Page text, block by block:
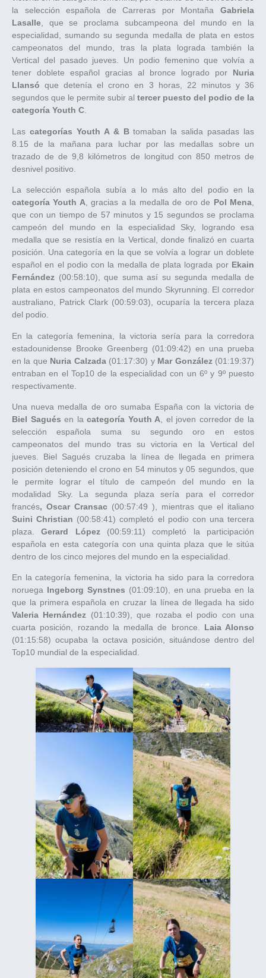
la selección española de Carreras por Montaña Gabriela
Lasalle, que se proclama subcampeona del mundo en la
especialidad, sumando su segunda medalla de plata en estos
campeonatos del mundo, tras la plata lograda también la
Vertical del pasado jueves. Un podio femenino que volvía a
tener doblete español gracias al bronce logrado por Nuria
Llansó que detenía el crono en 3 horas, 22 minutos y 36
segundos que le permite subir al tercer puesto del podio de la
categoría Youth C.
Las categorías Youth A & Btomaban la salida pasadas las
8.15 de la mañana para luchar por las medallas sobre un
trazado de de 9,8 kilómetros de longitud con 850 metros de
desnivel positivo.
La selección española subía a lo más alto del podio en la
categoría Youth A, gracias a la medalla de oro de Pol Mena
que con un tiempo de 57 minutos y 15 segundos se proclama
campeón del mundo en la especialidad Sky, logrando esa
medalla que se resistía en la Vertical, donde finalizó en cuarta
posición. Una categoría en la que se volvía a lograr un doblete
español en el podio con la medalla de plata lograda por Ekain
Fernández (00:58:10), que suma así su segunda medalla de
plata en estos campeonatos del mundo Skyrunning. El corredor
australiano, Patrick Clark (00:59:03), ocuparía la tercera plaza
del podio.
En la categoría femenina, la victoria sería para la corredora
estadounidense Brooke Greenberg (01:09:42) en una prueba
en la que Nuria Calzada(01:17:30) y Mar González(01:19:37)
entraban en el Top10 de la especialidad con un 6º y 9º puesto
respectivamente.
Una nueva medalla de oro sumaba España con la victoria de
Biel Saguésen lacategoría Youth A , el joven corredor de la
selección española suma su segundo oro en estos
campeonatos del mundo tras su victoria en la Vertical del
jueves. Biel Sagués cruzaba la línea de llegada en primera
posición deteniendo el crono en 54 minutos y 05 segundos, que
le permite lograr el título de campeón del mundo en la
modalidad Sky. La segunda plaza sería para el corredor
francés, Oscar Cransac (00:57:49 ), mientras que el italiano
Suini Christian (00:58:41) completó el podio con una tercera
plaza.Gerard López(00:59:11) completó la participación
española en esta categoría con una quinta plaza que le sitúa
dentro de los cinco mejores del mundo en la especialidad.
En la categoría femenina, la victoria ha sido para la corredora
noruega Ingeborg Synstnes (01:09:10), en una prueba en la
que la primera española en cruzar la línea de llegada ha sido
Valeria Hernández (01:10:39), que rozaba el podio con una
cuarta posición, rozando la medalla de bronce. Laia Alonso
(01:15:58) ocupaba la octava posición, situándose dentro del
Top10 mundial de la especialidad.